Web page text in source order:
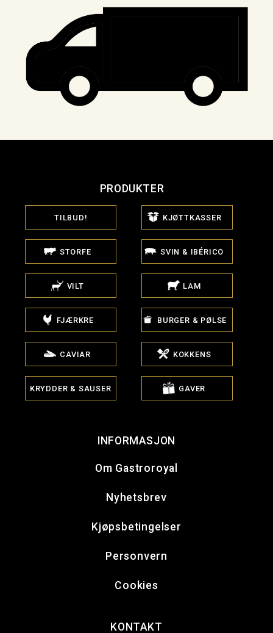
PRODUKTER
TILBUD! KJØTTKASSER
STORFE SVIN & IBÉRICO
VILT LAM
FJÆRKRE BURGER & PØLSE
CAVIAR KOKKENS
KRYDDER & SAUSER GAVER
INFORMASJON
Om Gastroroyal
Nyhetsbrev
Kjøpsbetingelser
Personvern
Cookies
KONTAKT